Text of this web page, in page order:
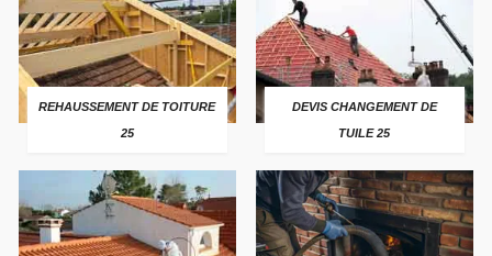
REHAUSSEMENT DE TOITURE
25
DEVIS CHANGEMENT DE
TUILE 25